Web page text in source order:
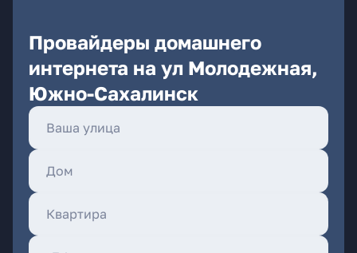
Провайдеры домашнего
интернета на ул Молодежная,
Южно-Сахалинск